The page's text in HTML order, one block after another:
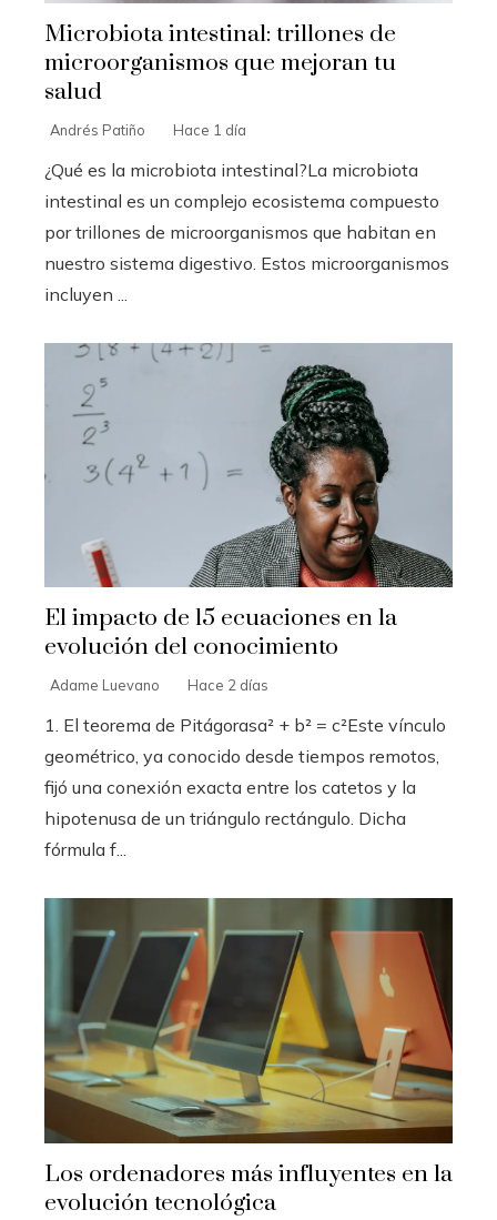
Microbiota intestinal: trillones de
microorganismos que mejoran tu
salud
Andrés Patiño Hace 1 día
¿Qué es la microbiota intestinal?La microbiota
intestinal es un complejo ecosistema compuesto
por trillones de microorganismos que habitan en
nuestro sistema digestivo. Estos microorganismos
incluyen ...
El impacto de 15 ecuaciones en la
evolución del conocimiento
Adame Luevano Hace 2 días
1. El teorema de Pitágorasa² + b² = c²Este vínculo
geométrico, ya conocido desde tiempos remotos,
fijó una conexión exacta entre los catetos y la
hipotenusa de un triángulo rectángulo. Dicha
fórmula f...
Los ordenadores más influyentes en la
evolución tecnológica